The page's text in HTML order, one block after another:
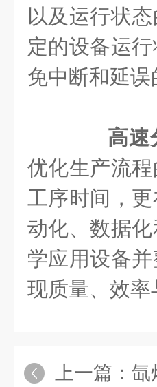
以及运行状
定的设备运
免中断和延误
高速
优化生产流
工序时间，
动化、数据
学应用设备
现质量、效
上一篇： 氙